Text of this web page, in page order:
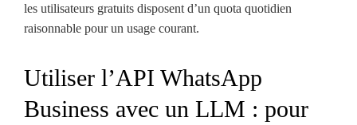
les utilisateurs gratuits disposent d’un quota quotidien
raisonnable pour un usage courant.
Utiliser l’API WhatsApp
Business avec un LLM : pour